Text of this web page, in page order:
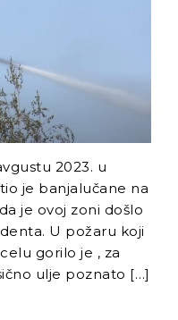
ili ništa“
revizionizma i novi
ekstremne desnice
Balkanu
slom kao
kriza: Nova
Željezara Zenica i
održivosti bh.
2023. u
je banjalučane na
je ovoj zoni došlo
U požaru koji
gorilo je , za
ulje poznato […]